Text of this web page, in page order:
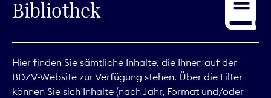
Service
Digitales
Bibliothek
Hier finden Sie sämtliche Inhalte, die Ihnen auf der
BDZV-Website zur Verfügung stehen. Über die Filter
können Sie sich Inhalte (nach Jahr, Format und/oder